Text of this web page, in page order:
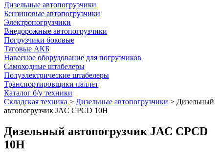
Дизельные автопогрузчики
Бензиновые автопогрузчики
Электропогрузчики
Внедорожные автопогрузчики
Погрузчики боковые
Тяговые АКБ
Навесное оборудование для погрузчиков
Самоходные штабелеры
Полуэлектрические штабелеры
Транспортировщики паллет
Каталог б/у техники
Складская техника > Дизельные автопогрузчики > Дизельный
автопогрузчик JAC CPCD 10H
Дизельный автопогрузчик JAC CPCD
10H